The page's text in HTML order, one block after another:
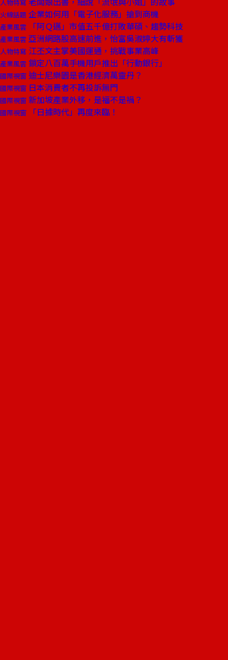
人物特寫
火線話題 企業如何用「電子化服務」搶到商機
產業風雲 「阿Ｑ邁」市值五千億打敗華碩、趨勢科技
產業風雲 亞洲網路股高速前進，怡富吳淑婷大有斬獲
人物特寫 江丕文主掌美國運通，挑戰事業高峰
產業風雲 鎖定八百萬手機用戶推出「行動銀行」
國際視窗 迪士尼樂園是香港經濟萬靈丹？
國際視窗 日本消費者不再投訴無門
國際視窗 新加坡產業外移，是福不是禍？
國際視窗 「日據時代」再度來臨！